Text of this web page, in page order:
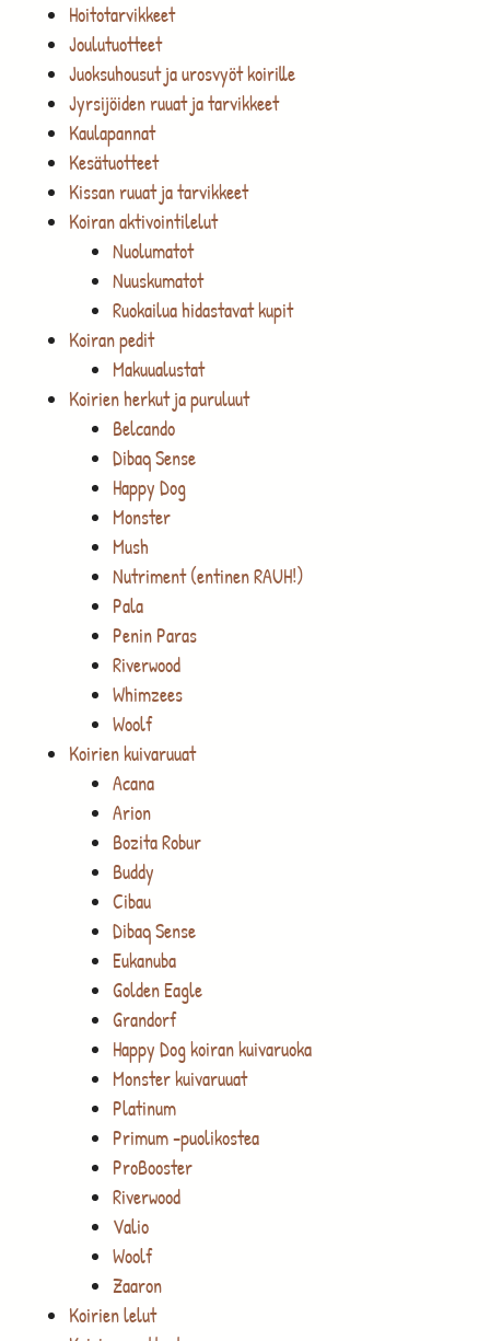
Hoitotarvikkeet
Joulutuotteet
Juoksuhousut ja urosvyöt koirille
Jyrsijöiden ruuat ja tarvikkeet
Kaulapannat
Kesätuotteet
Kissan ruuat ja tarvikkeet
Koiran aktivointilelut
Nuolumatot
Nuuskumatot
Ruokailua hidastavat kupit
Koiran pedit
Makuualustat
Koirien herkut ja puruluut
Belcando
Dibaq Sense
Happy Dog
Monster
Mush
Nutriment (entinen RAUH!)
Pala
Penin Paras
Riverwood
Whimzees
Woolf
Koirien kuivaruuat
Acana
Arion
Bozita Robur
Buddy
Cibau
Dibaq Sense
Eukanuba
Golden Eagle
Grandorf
Happy Dog koiran kuivaruoka
Monster kuivaruuat
Platinum
Primum -puolikostea
ProBooster
Riverwood
Valio
Woolf
Zaaron
Koirien lelut